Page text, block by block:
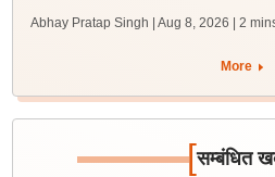
Abhay Pratap Singh | Aug 8, 2026 | 2
More
[सम्बंधित